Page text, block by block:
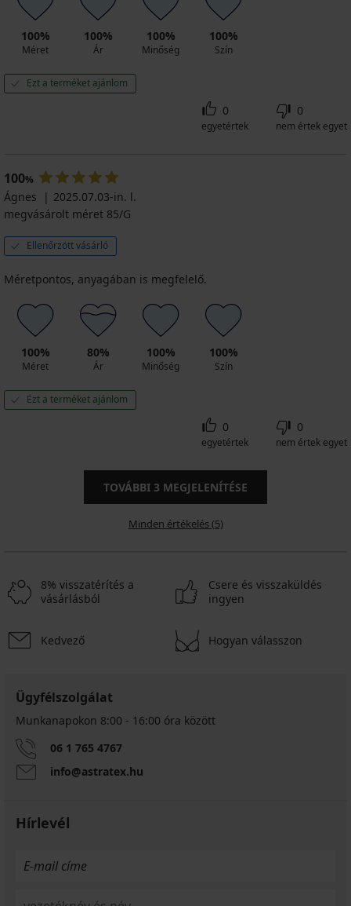
100%
Méret
100%
Ár
100%
Minőség
100%
Szín
Ezt a terméket ajánlom
0
egyetértek
0
nem értek egyet
100%
Ágnes
2025.07.03-in. l.
megvásárolt méret 85/G
Ellenőrzött vásárló
Méretpontos, anyagában is megfelelő.
100%
Méret
80%
Ár
100%
Minőség
100%
Szín
Ezt a terméket ajánlom
0
egyetértek
0
nem értek egyet
TOVÁBBI 3 MEGJELENÍTÉSE
Minden értékelés (5)
8% visszatérítés a
vásárlásból
Csere és visszaküldés
ingyen
Kedvező Hogyan válasszon
Ügyfélszolgálat
Munkanapokon 8:00 - 16:00 óra között
06 1 765 4767
info@astratex.hu
Hírlevél